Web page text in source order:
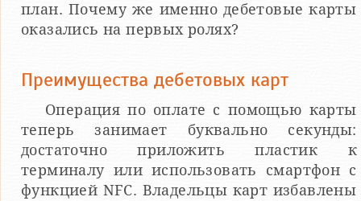
план. Почему же именно дебетовые карты
оказались на первых ролях?
Преимущества дебетовых карт
Операция по оплате с помощью карты
теперь занимает буквально секунды:
достаточно приложить пластик к
терминалу или использовать смартфон с
функцией NFC. Владельцы карт избавлены